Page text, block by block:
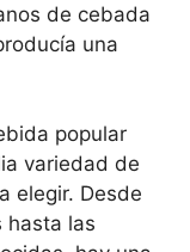
de cebada
una
popular
variedad de
elegir. Desde
hasta las